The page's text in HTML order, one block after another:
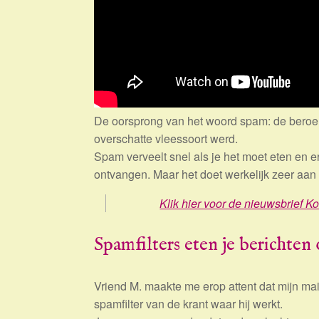
De oorsprong van het woord spam: de
overschatte vleessoort werd.
Spam verveelt snel als je het moet eten en
ontvangen. Maar het doet werkelijk zeer
Klik hier voor de nieuwsbrief
Spamfilters eten je berichten
Vriend M. maakte me erop attent dat mijn
spamfilter van de krant waar hij werkt.